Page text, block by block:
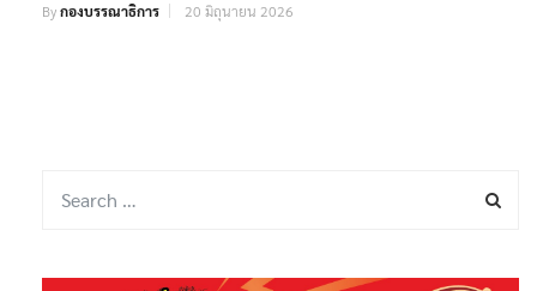
Byกองบรรณาธิการ 20 มิถุนายน 2026